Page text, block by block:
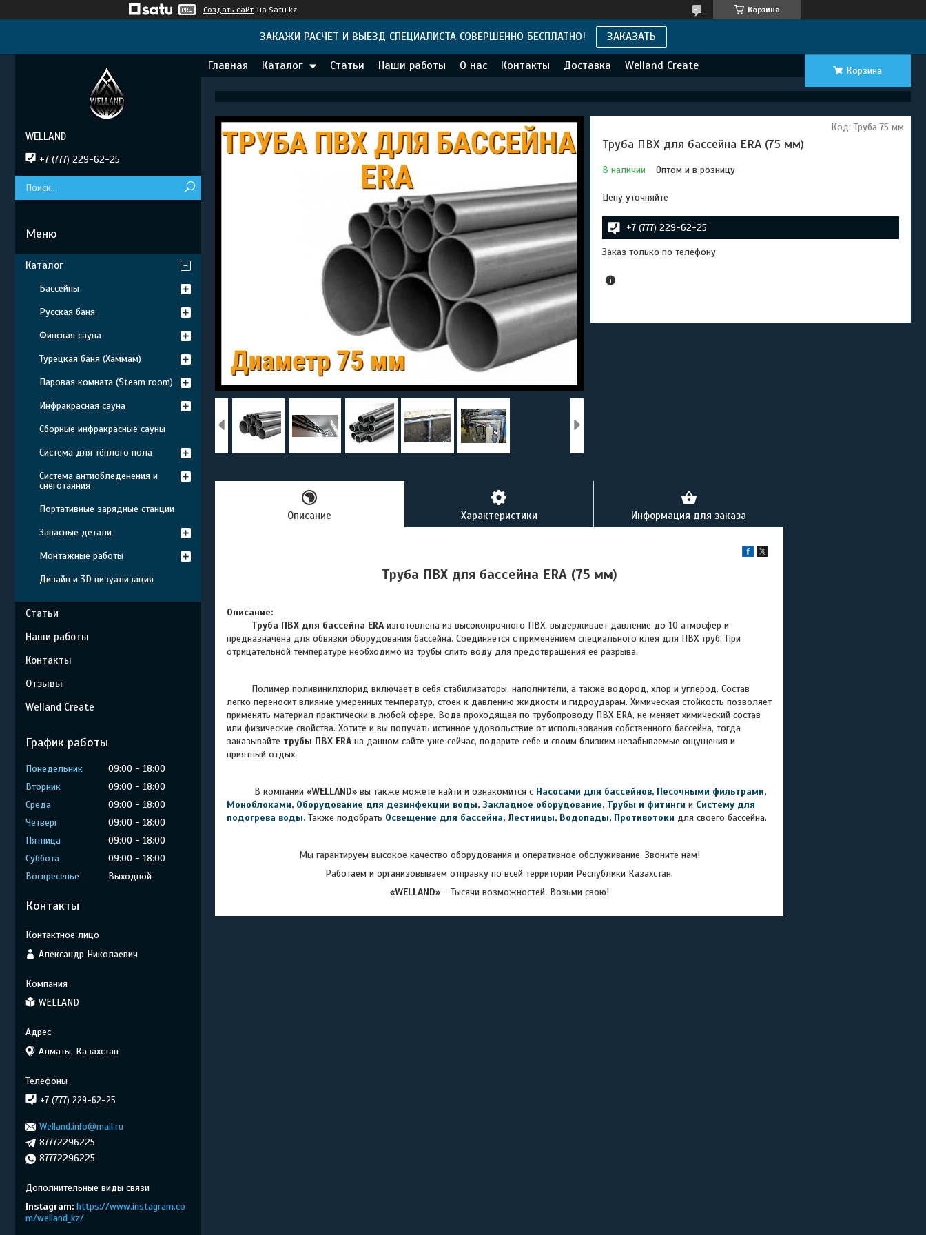
Создать сайт на Satu.kz Корзина
ЗАКАЖИ РАСЧЕТ И ВЫЕЗД СПЕЦИАЛИСТА СОВЕРШЕННО БЕСПЛАТНО! ЗАКАЗАТЬ
Главная Каталог Статьи Наши работы О нас Контакты Доставка Welland Create Корзина
Труба ПВХ для бассейна ERA (75 мм)
В наличии Оптом и в розницу
Код: Труба 75 мм
Цену уточняйте
+7 (777) 229-62-25
Заказ только по телефону
Описание Характеристики Информация для заказа
Труба ПВХ для бассейна ERA (75 мм)
Описание:
Труба ПВХ для бассейна ERA изготовлена из высокопрочного ПВХ, выдерживает давление до 10 атмосфер и
предназначена для обвязки оборудования бассейна. Соединяется с применением специального клея для ПВХ труб. При
отрицательной температуре необходимо из трубы слить воду для предотвращения её разрыва.
Полимер поливинилхлорид включает в себя стабилизаторы, наполнители, а также водород, хлор и углерод. Состав
легко переносит влияние умеренных температур, стоек к давлению жидкости и гидроударам. Химическая стойкость позволяет
применять материал практически в любой сфере. Вода проходящая по трубопроводу ПВХ ERA, не меняет химический состав
или физические свойства. Хотите и вы получать истинное удовольствие от использования собственного бассейна, тогда
заказывайте трубы ПВХ ERA на данном сайте уже сейчас, подарите себе и своим близким незабываемые ощущения и
приятный отдых.
В компании «WELLAND» вы также можете найти и ознакомится с Насосами для бассейнов, Песочными фильтрами,
Моноблоками, Оборудование для дезинфекции воды, Закладное оборудование, Трубы и фитинги и Систему для
подогрева воды. Также подобрать Освещение для бассейна, Лестницы, Водопады, Противотоки для своего бассейна.
Мы гарантируем высокое качество оборудования и оперативное обслуживание. Звоните нам!
Работаем и организовываем отправку по всей территории Республики Казахстан.
«WELLAND»- Тысячи возможностей. Возьми свою!
WELLAND
+7 (777) 229-62-25
Каталог
Бассейны
Русская баня
Финская сауна
Турецкая баня (Хаммам)
Паровая комната (Steam room)
Инфракрасная сауна
Сборные инфракрасные сауны
Система для тёплого пола
Система антиобледенения и
снеготаяния
Портативные зарядные станции
Запасные детали
Монтажные работы
Дизайн и 3D визуализация
Статьи
Наши работы
Контакты
Отзывы
Welland Create
График работы
Понедельник 09:00
18:00
Вторник
09:00
18:00
Среда
09:00
18:00
Четверг
09:00
18:00
Пятница
09:00
18:00
Суббота
09:00
18:00
Воскресенье
Выходной
Контакты
Александр Николаевич
WELLAND
Алматы, Казахстан
+7 (777) 229-62-25
Welland.info@mail.ru
87772296225
87772296225
Instagram https://www.instagram.co
m/welland_kz/